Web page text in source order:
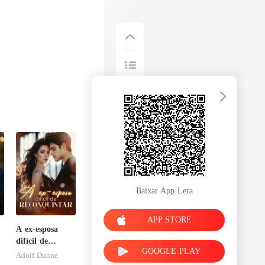
A ex-esposa
difícil de
reconquistar
Adolf Dunne
Baixar App Lera
APP STORE
GOOGLE PLAY